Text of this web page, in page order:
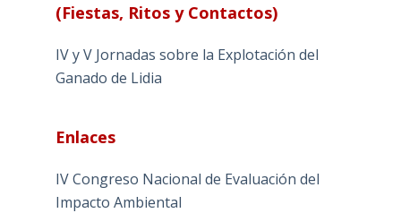
(Fiestas, Ritos y Contactos)
IV y V Jornadas sobre la Explotación del
Ganado de Lidia
Enlaces
IV Congreso Nacional de Evaluación del
Impacto Ambiental